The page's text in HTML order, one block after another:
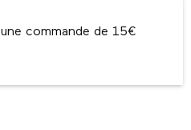
commande de 15€